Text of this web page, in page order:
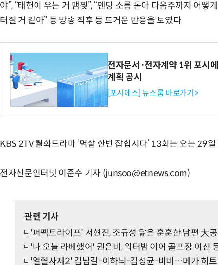
야”, “태헌이 우는 거 맴찢”, “엔딩 소름 돋아 다음주까지 어떻
터질 거 같아” 등 방송 직후 등 뜨거운 반응을 보였다.
전자문서·전자계약 1위 포시
계획 공시
[포시에스] 뉴스룸 바로가기>
KBS 2TV 월화드라마 ‘멱살 한번 잡힙시다’ 13회는 오는 29
전자신문인터넷 이준수 기자 (junsoo@etnews.com)
관련 기사
'퍼펙트라이프' 서현진, 조규성 닮은 훈훈한 남편 大
'나 오늘 라베했어' 권은비, 워터밤 이어 골프장 여신
'열혈사제2' 김남길-이하늬-김성균-비비…메가 히트